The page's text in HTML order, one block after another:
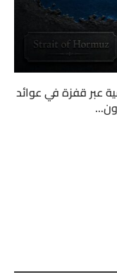
عبر قفزة في عوائد